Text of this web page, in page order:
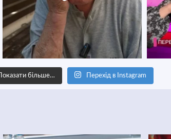
Показати більше… Перехід в Instagram